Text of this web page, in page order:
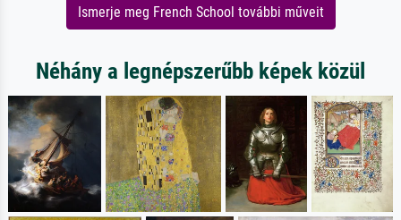
Ismerje meg French School további műveit
Néhány a legnépszerűbb képek közül